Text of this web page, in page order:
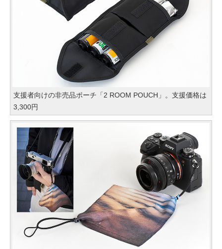
支援者向けの非売品ポーチ「2 ROOM POUCH」。支援価格は
3,300円